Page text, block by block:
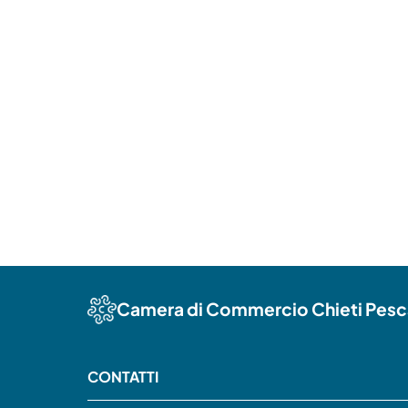
Camera di Commercio Chieti
CONTATTI